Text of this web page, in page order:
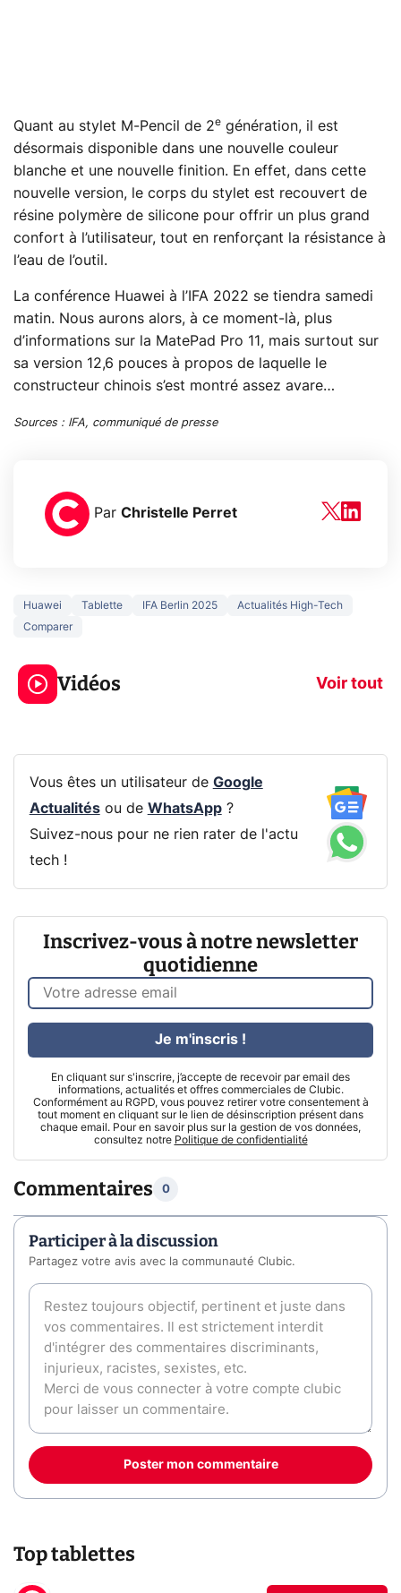
Quant au stylet M-Pencil de 2e génération, il est
désormais disponible dans une nouvelle couleur
blanche et une nouvelle finition. En effet, dans cette
nouvelle version, le corps du stylet est recouvert de
résine polymère de silicone pour offrir un plus grand
confort à l’utilisateur, tout en renforçant la résistance à
l’eau de l’outil.
La conférence Huawei à l’IFA 2022 se tiendra samedi
matin. Nous aurons alors, à ce moment-là, plus
d’informations sur la MatePad Pro 11, mais surtout sur
sa version 12,6 pouces à propos de laquelle le
constructeur chinois s’est montré assez avare…
Sources : IFA, communiqué de presse
Par Christelle Perret
Huawei Tablette IFA Berlin 2025
Actualités High-Tech
Comparer
Vidéos Voir tout
5 générations de
jeux dans la
prochaine Xbox !
navigation
Vous êtes un utilisateur de Google
Actualitésou de WhatsApp?
Suivez-nous pour ne rien rater de l'actu
tech !
Inscrivez-vous à notre newsletter
quotidienne
En cliquant sur s'inscrire, j’accepte de recevoir par email des
informations, actualités et offres commerciales de Clubic.
Conformément au RGPD, vous pouvez retirer votre consentement à
tout moment en cliquant sur le lien de désinscription présent dans
chaque email. Pour en savoir plus sur la gestion de vos données,
consultez notre Politique de confidentialité
Je m'inscris !
Commentaires 0
Participer à la discussion
Partagez votre avis avec la communauté Clubic.
Poster mon commentaire
Top tablettes